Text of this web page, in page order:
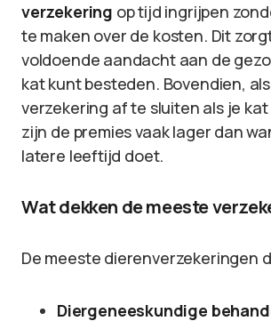
verzekering op tijd ingrijpen
te maken over de kosten. Dit
voldoende aandacht aan de
kat kunt besteden. Bovendien,
verzekering af te sluiten als je kat
zijn de premies vaak lager dan
latere leeftijd doet.
Wat dekken de meeste
De meeste dierenverzekeringen
Diergeneeskundige